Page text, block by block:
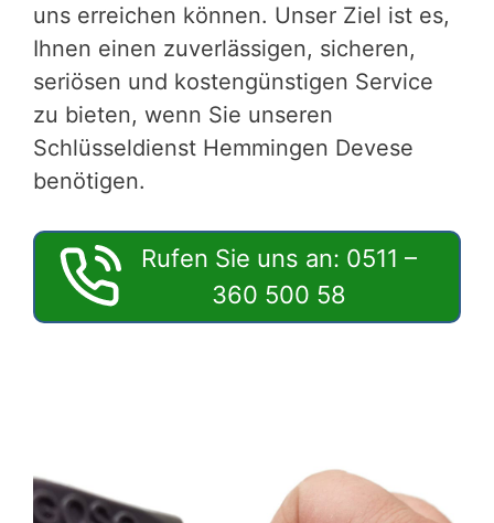
uns erreichen können. Unser Ziel ist es,
Ihnen einen zuverlässigen, sicheren,
seriösen und kostengünstigen Service
zu bieten, wenn Sie unseren
Schlüsseldienst Hemmingen Devese
benötigen.
Rufen Sie uns an: 0511 –
360 500 58